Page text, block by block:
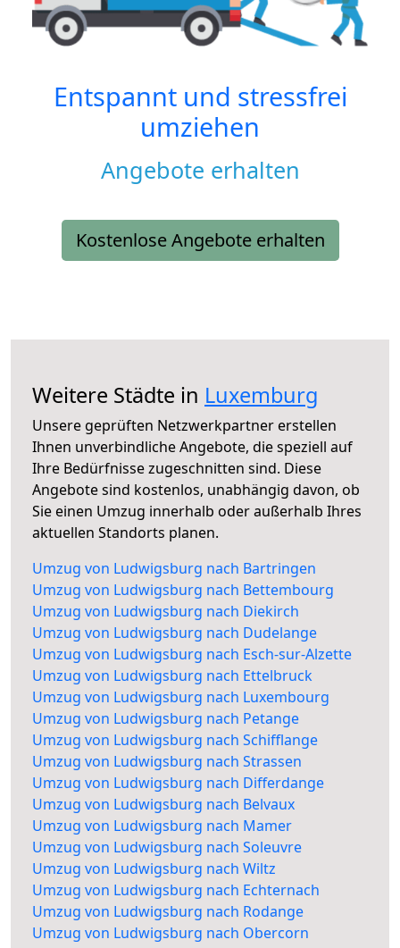
Entspannt und stressfrei
umziehen
Angebote erhalten
Kostenlose Angebote erhalten
Weitere Städte in Luxemburg
Unsere geprüften Netzwerkpartner erstellen
Ihnen unverbindliche Angebote, die speziell auf
Ihre Bedürfnisse zugeschnitten sind. Diese
Angebote sind kostenlos, unabhängig davon, ob
Sie einen Umzug innerhalb oder außerhalb Ihres
aktuellen Standorts planen.
Umzug von Ludwigsburg nach Bartringen
Umzug von Ludwigsburg nach Bettembourg
Umzug von Ludwigsburg nach Diekirch
Umzug von Ludwigsburg nach Dudelange
Umzug von Ludwigsburg nach Esch-sur-Alzette
Umzug von Ludwigsburg nach Ettelbruck
Umzug von Ludwigsburg nach Luxembourg
Umzug von Ludwigsburg nach Petange
Umzug von Ludwigsburg nach Schifflange
Umzug von Ludwigsburg nach Strassen
Umzug von Ludwigsburg nach Differdange
Umzug von Ludwigsburg nach Belvaux
Umzug von Ludwigsburg nach Mamer
Umzug von Ludwigsburg nach Soleuvre
Umzug von Ludwigsburg nach Wiltz
Umzug von Ludwigsburg nach Echternach
Umzug von Ludwigsburg nach Rodange
Umzug von Ludwigsburg nach Obercorn